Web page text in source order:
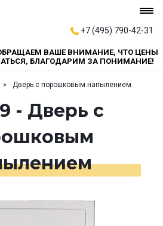
+7 (495) 790-42-31
ВАШЕ ВНИМАНИЕ, ЧТО ЦЕНЫ
БЛАГОДАРИМ ЗА ПОНИМАНИЕ!
Дверь с порошковым напылением
- Дверь с